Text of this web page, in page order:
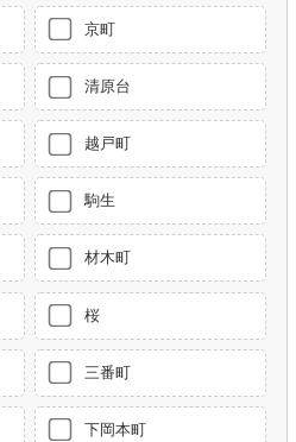
京町
清原台
越戸町
駒生
材木町
桜
三番町
下岡本町